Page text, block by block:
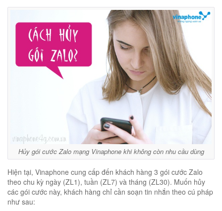
Hủy gói cước Zalo mạng Vinaphone khi không còn nhu cầu dùng
Hiện tại, Vinaphone cung cấp đến khách hàng 3 gói cước Zalo
theo chu kỳ ngày (ZL1), tuần (ZL7) và tháng (ZL30). Muốn hủy
các gói cước này, khách hàng chỉ cần soạn tin nhắn theo cú pháp
như sau: